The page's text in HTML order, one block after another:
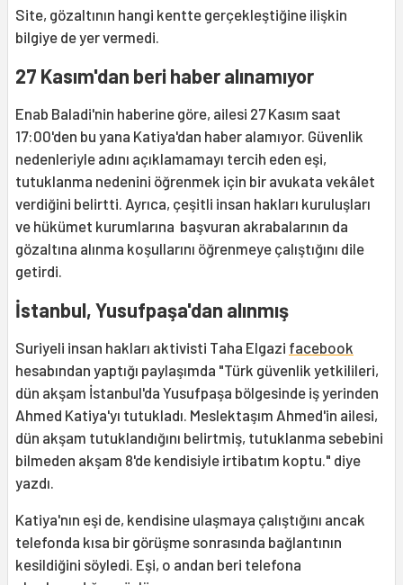
Site, gözaltının hangi kentte gerçekleştiğine ilişkin
bilgiye de yer vermedi.
27 Kasım'dan beri haber alınamıyor
Enab Baladi'nin haberine göre, ailesi 27 Kasım saat
17:00'den bu yana Katiya'dan haber alamıyor. Güvenlik
nedenleriyle adını açıklamamayı tercih eden eşi,
tutuklanma nedenini öğrenmek için bir avukata vekâlet
verdiğini belirtti. Ayrıca, çeşitli insan hakları kuruluşları
ve hükümet kurumlarına başvuran akrabalarının da
gözaltına alınma koşullarını öğrenmeye çalıştığını dile
getirdi.
İstanbul, Yusufpaşa'dan alınmış
Suriyeli insan hakları aktivisti Taha Elgazi facebook
hesabından yaptığı paylaşımda "Türk güvenlik yetkilileri,
dün akşam İstanbul'da Yusufpaşa bölgesinde iş yerinden
Ahmed Katiya'yı tutukladı. Meslektaşım Ahmed'in ailesi,
dün akşam tutuklandığını belirtmiş, tutuklanma sebebini
bilmeden akşam 8'de kendisiyle irtibatım koptu." diye
yazdı.
Katiya'nın eşi de, kendisine ulaşmaya çalıştığını ancak
telefonda kısa bir görüşme sonrasında bağlantının
kesildiğini söyledi. Eşi, o andan beri telefona